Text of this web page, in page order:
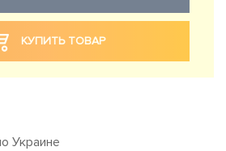
КУПИТЬ ТОВАР
Украине